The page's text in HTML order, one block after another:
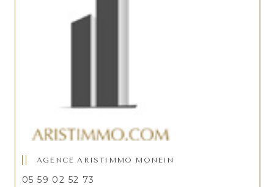
AGENCE ARISTIMMO MONEIN
05 59 02 52 73